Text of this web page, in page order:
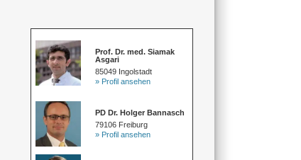
Prof. Dr. med. Siamak
Asgari
85049 Ingolstadt
» Profil ansehen
PD Dr. Holger Bannasch
79106 Freiburg
» Profil ansehen